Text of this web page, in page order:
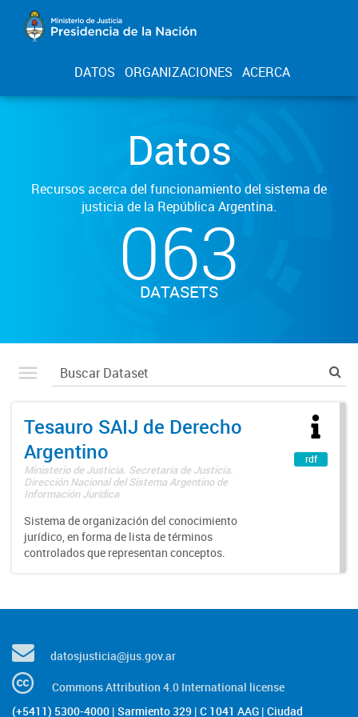
DATOS ORGANIZACIONES ACERCA
Datos
Recursos acerca del funcionamiento del sistema de
justicia de la República Argentina.
063
DATASETS
Tesauro SAIJ de Derecho
Argentino
Ministerio de Justicia. Secretaría de Justicia.
Dirección Nacional del Sistema Argentino de
Información Jurídica
Sistema de organización del conocimiento
jurídico, en forma de lista de términos
controlados que representan conceptos.
rdf
datosjusticia@jus.gov.ar
Commons Attribution 4.0 International license
(+5411) 5300-4000 | Sarmiento 329 | C 1041 AAG | Ciudad